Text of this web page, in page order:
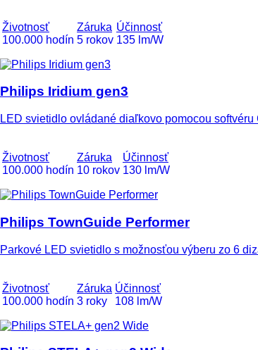
Životnosť
100.000 hodín
Záruka
5 rokov
Účinnosť
135 lm/W
Philips Iridium gen3
LED svietidlo ovládané diaľkovo pomocou softvéru
Životnosť
100.000 hodín
Záruka
10 rokov
Účinnosť
130 lm/W
Philips TownGuide Performer
Parkové LED svietidlo s možnosťou výberu zo 6
Životnosť
100.000 hodín
Záruka
3 roky
Účinnosť
108 lm/W